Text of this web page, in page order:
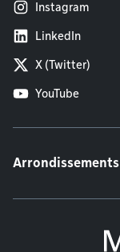
Instagram
LinkedIn
X (Twitter)
YouTube
Arrondissements